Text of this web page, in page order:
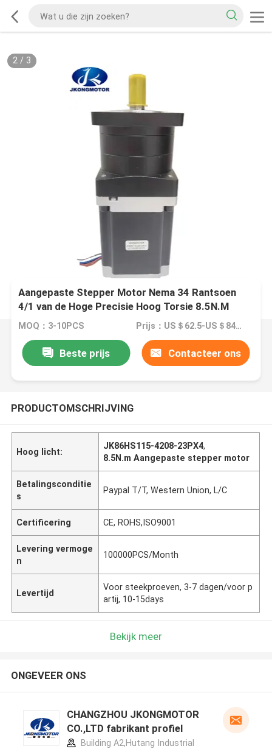
2/ 3
Aangepaste Stepper Motor Nema 34 Rantsoen
4/1 van de Hoge Precisie Hoog Torsie 8.5N.M
Stepper het Reductiemiddel van het Motortoestel
MOQ：3-10PCS Prijs：US＄62.5-US＄84.5
Beste prijs Contacteer ons
PRODUCTOMSCHRIJVING
Hoog licht:
JK86HS115-4208-23PX4,
8.5N.m Aangepaste stepper motor
Betalingsconditie
s
Paypal T/T, Western Union, L/C
Certificering CE, ROHS,ISO9001
Levering vermoge
n
100000PCS/Month
Levertijd
Voor steekproeven, 3-7 dagen/voor p
artij, 10-15days
Bekijk meer
ONGEVEER ONS
CHANGZHOU JKONGMOTOR
CO.,LTD fabrikant profiel
Building A2,Hutang Industrial